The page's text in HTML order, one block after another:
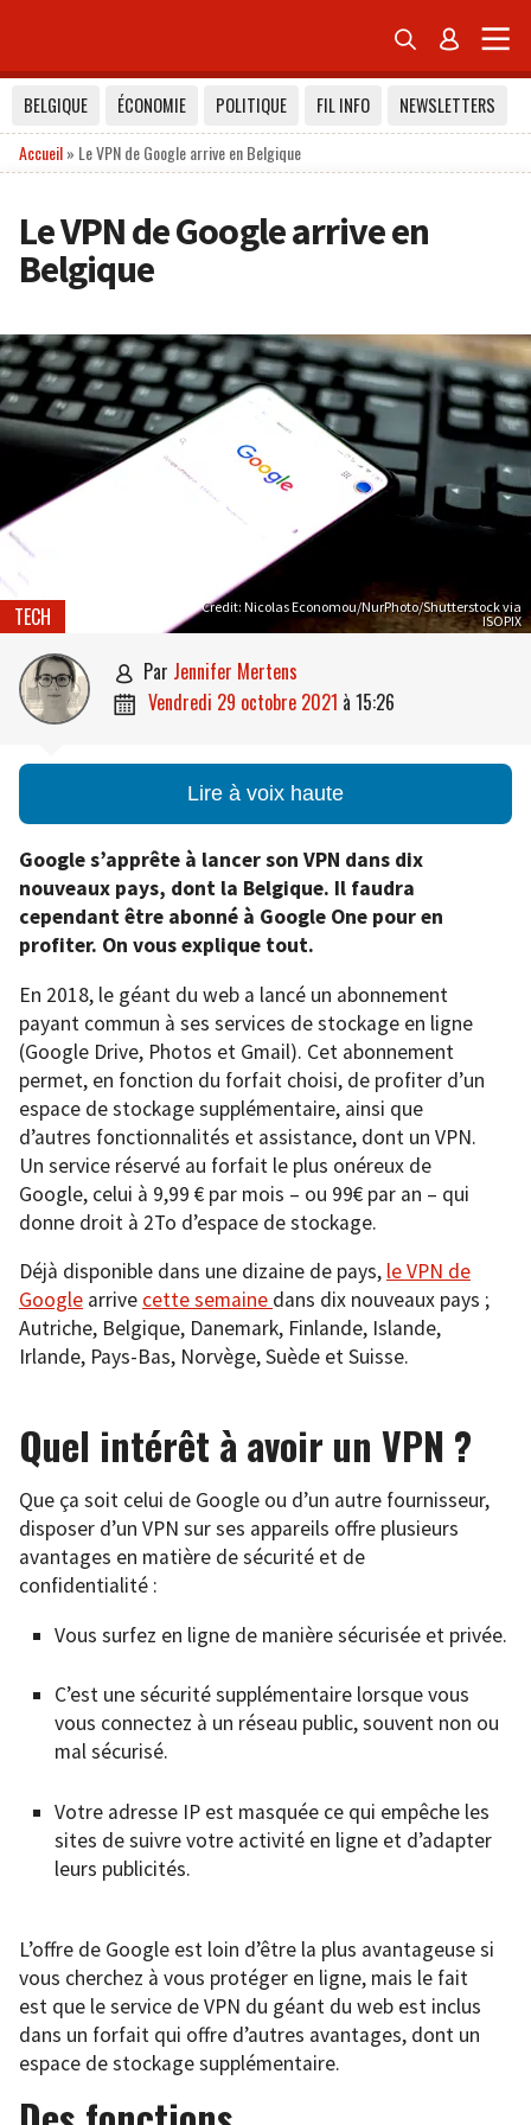
 
BELGIQUE ÉCONOMIE POLITIQUE FIL INFO
NEWSLETTERS
Accueil» Le VPN de Google arrive en Belgique
Le VPN de Google arrive en
Belgique
Credit: Nicolas Economou/NurPhoto/Shutterstock via
ISOPIX
TECH
 par Jennifer Mertens
 vendredi 29 octobre 2021 à 15:26
Lire à voix haute
Google s’apprête à lancer son VPN dans dix
nouveaux pays, dont la Belgique. Il faudra
cependant être abonné à Google One pour en
profiter. On vous explique tout.
En 2018, le géant du web a lancé un abonnement
payant commun à ses services de stockage en ligne
(Google Drive, Photos et Gmail). Cet abonnement
permet, en fonction du forfait choisi, de profiter d’un
espace de stockage supplémentaire, ainsi que
d’autres fonctionnalités et assistance, dont un VPN.
Un service réservé au forfait le plus onéreux de
Google, celui à 9,99 € par mois – ou 99€ par an – qui
donne droit à 2To d’espace de stockage.
Déjà disponible dans une dizaine de pays, le VPN de
Google arrive cette semaine dans dix nouveaux pays ;
Autriche, Belgique, Danemark, Finlande, Islande,
Irlande, Pays-Bas, Norvège, Suède et Suisse.
Quel intérêt à avoir un VPN ?
Que ça soit celui de Google ou d’un autre fournisseur,
disposer d’un VPN sur ses appareils offre plusieurs
avantages en matière de sécurité et de
confidentialité :
Vous surfez en ligne de manière sécurisée et privée.
C’est une sécurité supplémentaire lorsque vous
vous connectez à un réseau public, souvent non ou
mal sécurisé.
Votre adresse IP est masquée ce qui empêche les
sites de suivre votre activité en ligne et d’adapter
leurs publicités.
L’offre de Google est loin d’être la plus avantageuse si
vous cherchez à vous protéger en ligne, mais le fait
est que le service de VPN du géant du web est inclus
dans un forfait qui offre d’autres avantages, dont un
espace de stockage supplémentaire.